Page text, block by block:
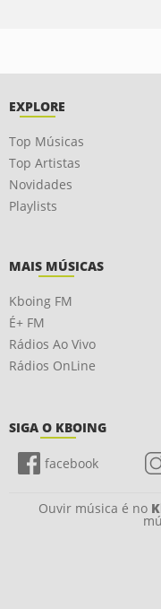
EXPLORE
Top Músicas
Top Artistas
Novidades
Playlists
MAIS MÚSICAS
Kboing FM
É+ FM
Rádios Ao Vivo
Rádios OnLine
SIGA O KBOING
facebook
Ouvir música é no